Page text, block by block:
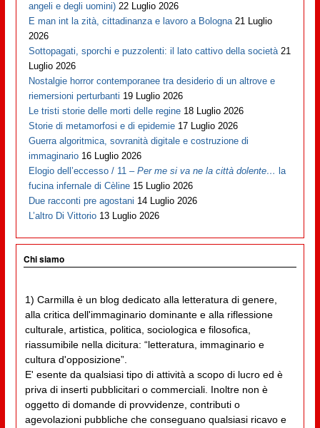
angeli e degli uomini) 22 Luglio 2026
E man int la zità, cittadinanza e lavoro a Bologna 21 Luglio
2026
Sottopagati, sporchi e puzzolenti: il lato cattivo della società 21
Luglio 2026
Nostalgie horror contemporanee tra desiderio di un altrove e
riemersioni perturbanti 19 Luglio 2026
Le tristi storie delle morti delle regine 18 Luglio 2026
Storie di metamorfosi e di epidemie 17 Luglio 2026
Guerra algoritmica, sovranità digitale e costruzione di
immaginario 16 Luglio 2026
Elogio dell’eccesso / 11 –Per me si va ne la città dolente… la
fucina infernale di Cèline 15 Luglio 2026
Due racconti pre agostani 14 Luglio 2026
L’altro Di Vittorio 13 Luglio 2026
Chi siamo
1) Carmilla è un blog dedicato alla letteratura di genere,
alla critica dell'immaginario dominante e alla riflessione
culturale, artistica, politica, sociologica e filosofica,
riassumibile nella dicitura: “letteratura, immaginario e
cultura d'opposizione”.
E' esente da qualsiasi tipo di attività a scopo di lucro ed è
priva di inserti pubblicitari o commerciali. Inoltre non è
oggetto di domande di provvidenze, contributi o
agevolazioni pubbliche che conseguano qualsiasi ricavo e